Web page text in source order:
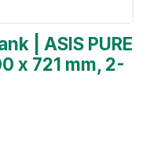
| ASIS PURE
x 721 mm, 2-